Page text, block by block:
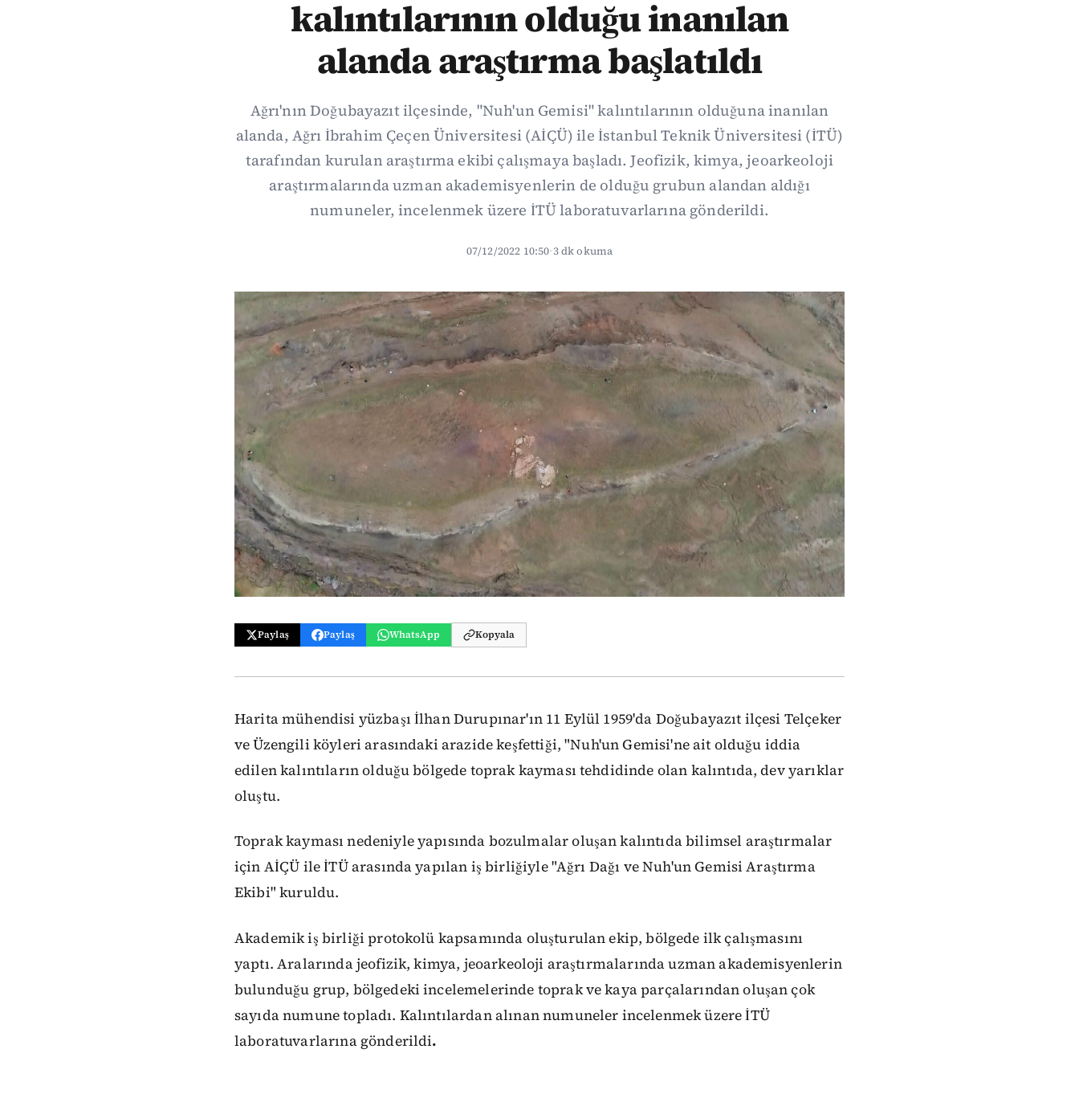
kalıntılarının olduğu inanılan
alanda araştırma başlatıldı
Ağrı'nın Doğubayazıt ilçesinde, "Nuh'un Gemisi" kalıntılarının olduğuna inanılan
alanda, Ağrı İbrahim Çeçen Üniversitesi (AİÇÜ) ile İstanbul Teknik Üniversitesi (İTÜ)
tarafından kurulan araştırma ekibi çalışmaya başladı. Jeofizik, kimya, jeoarkeoloji
araştırmalarında uzman akademisyenlerin de olduğu grubun alandan aldığı
numuneler, incelenmek üzere İTÜ laboratuvarlarına gönderildi.
07/12/2022 10:50·3 dk okuma
Paylaş Paylaş WhatsApp Kopyala
Harita mühendisi yüzbaşı İlhan Durupınar'ın 11 Eylül 1959'da Doğubayazıt ilçesi Telçeker
ve Üzengili köyleri arasındaki arazide keşfettiği, "Nuh'un Gemisi'ne ait olduğu iddia
edilen kalıntıların olduğu bölgede toprak kayması tehdidinde olan kalıntıda, dev yarıklar
oluştu.
Toprak kayması nedeniyle yapısında bozulmalar oluşan kalıntıda bilimsel araştırmalar
için AİÇÜ ile İTÜ arasında yapılan iş birliğiyle "Ağrı Dağı ve Nuh'un Gemisi Araştırma
Ekibi" kuruldu.
Akademik iş birliği protokolü kapsamında oluşturulan ekip, bölgede ilk çalışmasını
yaptı. Aralarında jeofizik, kimya, jeoarkeoloji araştırmalarında uzman akademisyenlerin
bulunduğu grup, bölgedeki incelemelerinde toprak ve kaya parçalarından oluşan çok
sayıda numune topladı. Kalıntılardan alınan numuneler incelenmek üzere İTÜ
laboratuvarlarına gönderildi.